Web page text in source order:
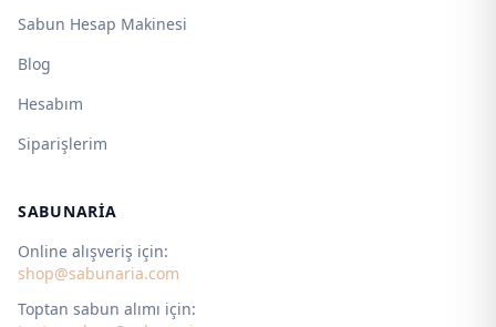
Sabun Hesap Makinesi
Blog
Hesabım
Siparişlerim
SABUNARIA
Online alışveriş için:
shop@sabunaria.com
Toptan sabun alımı için: